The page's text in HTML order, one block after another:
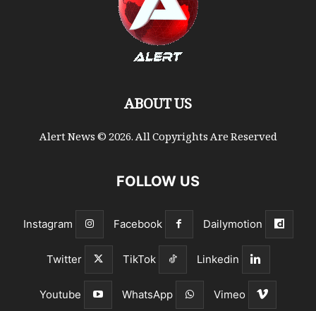
ABOUT US
Alert News © 2026. All Copyrights Are Reserved
FOLLOW US
Dailymotion
Facebook
Instagram
Linkedin
TikTok
Twitter
Vimeo
WhatsApp
Youtube